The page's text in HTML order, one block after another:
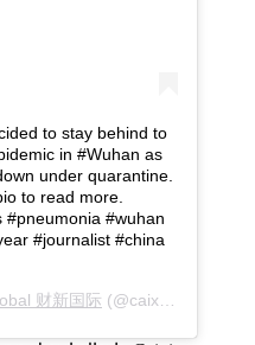
to stay behind to
in #Wuhan as
under quarantine.
to read more.
#pneumonia #wuhan
#journalist #china
财新国际 (@caixin_global) on